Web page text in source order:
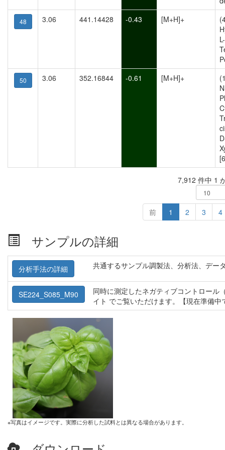
48 3.06 441.14428 -0.43 [M+H]+
50 3.06 352.16844 -0.61 [M+H]+
7,912 件中 1
前 1 2 3 4
サンプルの詳細
分析手法の詳細 共通するサンプル調製法、分析法、デー
SE224_S085_M90
同時に測定したネガティブコントロー
イト でご覧いただけます。【現在準備中
※写真はイメージです。実際に分析した試料とは異なる場合があります。